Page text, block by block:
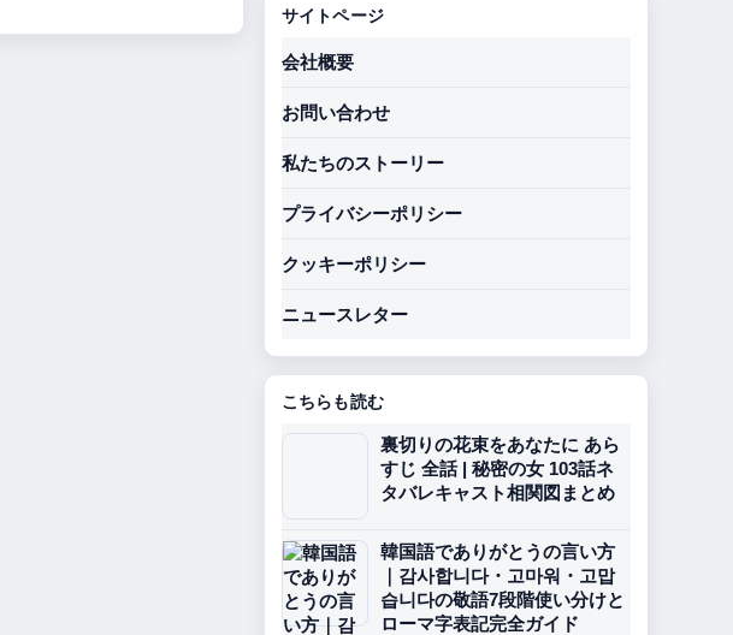
サイトページ
会社概要
お問い合わせ
私たちのストーリー
プライバシーポリシー
クッキーポリシー
ニュースレター
こちらも読む
裏切りの花束をあなたに あら
すじ 全話 | 秘密の女 103話ネ
タバレキャスト相関図まとめ
韓国語でありがとうの言い方
｜감사합니다・고마워・고맙
습니다の敬語7段階使い分けと
ローマ字表記完全ガイド